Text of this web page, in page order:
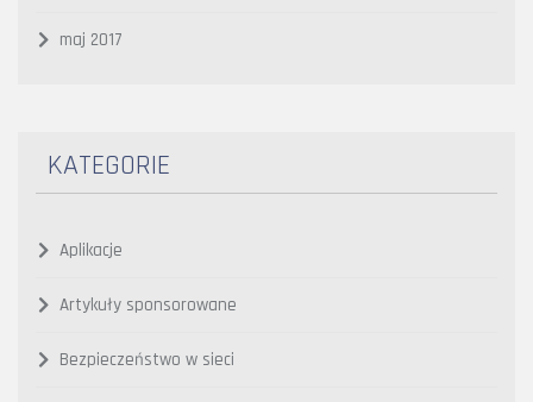
maj 2017
KATEGORIE
Aplikacje
Artykuły sponsorowane
Bezpieczeństwo w sieci